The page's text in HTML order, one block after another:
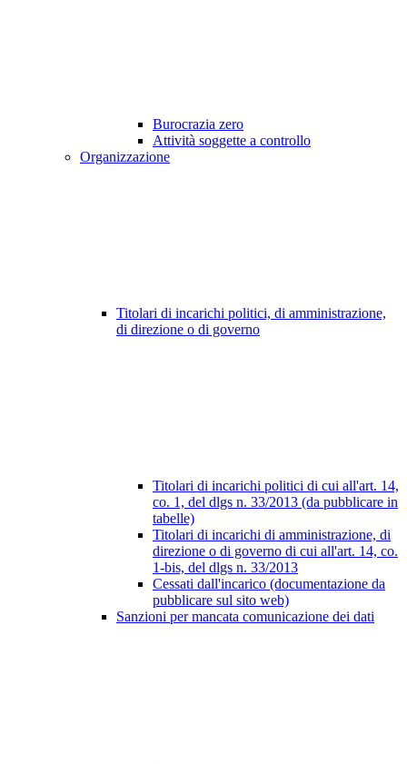
Burocrazia zero
Attività soggette a controllo
Organizzazione
Titolari di incarichi politici, di amministrazione,
di direzione o di governo
Titolari di incarichi politici di cui all'art. 14,
co. 1, del dlgs n. 33/2013 (da pubblicare in
tabelle)
Titolari di incarichi di amministrazione, di
direzione o di governo di cui all'art. 14, co.
1-bis, del dlgs n. 33/2013
Cessati dall'incarico (documentazione da
pubblicare sul sito web)
Sanzioni per mancata comunicazione dei dati